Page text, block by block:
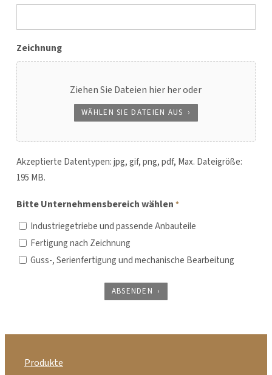
Zeichnung
Ziehen Sie Dateien hier her oder
WÄHLEN SIE DATEIEN AUS
Akzeptierte Datentypen: jpg, gif, png, pdf, Max. Dateigröße:
195 MB.
Bitte Unternehmensbereich wählen *
Industriegetriebe und passende Anbauteile
Fertigung nach Zeichnung
Guss-, Serienfertigung und mechanische Bearbeitung
ABSENDEN
Produkte